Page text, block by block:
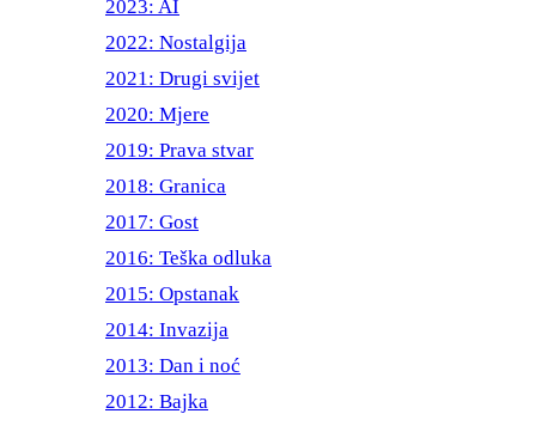
2023: AI
2022: Nostalgija
2021: Drugi svijet
2020: Mjere
2019: Prava stvar
2018: Granica
2017: Gost
2016: Teška odluka
2015: Opstanak
2014: Invazija
2013: Dan i noć
2012: Bajka